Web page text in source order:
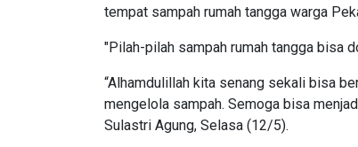
tempat sampah rumah tangga warga
"Pilah-pilah sampah rumah tangga bisa
“Alhamdulillah kita senang sekali bisa
mengelola sampah. Semoga bisa
Sulastri Agung, Selasa (12/5).